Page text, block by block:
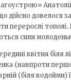
дійсно довелося
перерослі
сили
квітня біля
(навпроти
(біля водойми)